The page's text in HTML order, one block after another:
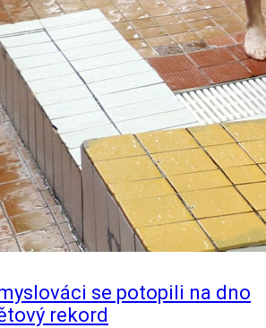
se potopili na dno
rekord